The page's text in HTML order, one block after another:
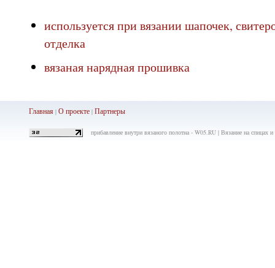
используется при вязании шапочек,
отделка
вязаная нарядная прошивка
Главная| О проекте| Партнеры
прибавление внутри вязаного полотна - W05.RU | Вязание на спицах